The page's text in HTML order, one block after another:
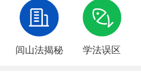
闾山法揭秘 学法误区